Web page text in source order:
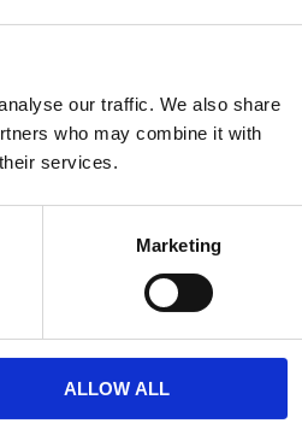
our traffic. We also share
who may combine it with
services.
Marketing
ALLOW ALL
avant de vous